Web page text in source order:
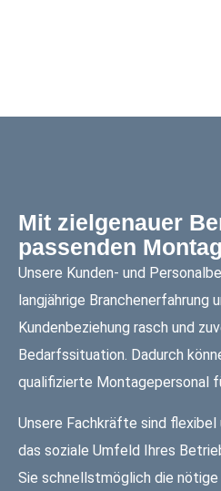
Mit zielgenauer
passenden
Unsere Kunden- und
langjährige Branchenerfahrung
Kundenbeziehung rasch und
Bedarfssituation. Dadurch
qualifizierte Montagepersonal
Unsere Fachkräfte sind flexibel
das soziale Umfeld Ihres
Sie schnellstmöglich die